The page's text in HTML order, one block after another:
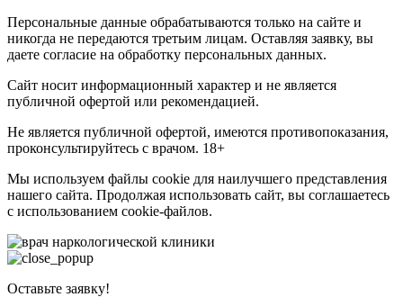
Персональные данные обрабатываются только на сайте и
никогда не передаются третьим лицам. Оставляя заявку, вы
даете согласие на обработку персональных данных.
Сайт носит информационный характер и не является
публичной офертой или рекомендацией.
Не является публичной офертой, имеются противопоказания,
проконсультируйтесь с врачом. 18+
Мы используем файлы cookie для наилучшего представления
нашего сайта. Продолжая использовать сайт, вы соглашаетесь
с использованием cookie-файлов.
Оставьте заявку!